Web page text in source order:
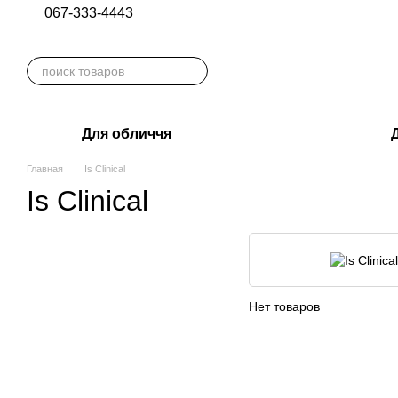
Перейти к основному контенту
067-333-4443
Для обличчя
Главная Is Clinical
Is Clinical
Нет товаров